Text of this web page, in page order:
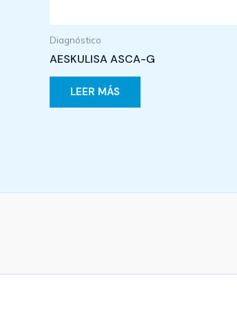
Diagnóstico
AESKULISA ASCA-G
LEER MÁS